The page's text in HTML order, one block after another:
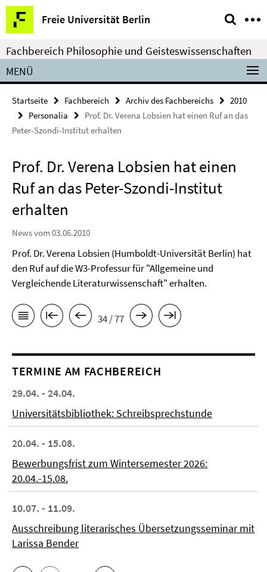
Springe
direkt
zu
Inhalt
Freie Universität Berlin
Service-
Navigation
Fachbereich Philosophie und Geisteswissenschaften
MENÜ
Startseite Fachbereich Archiv des Fachbereichs
2010
Personalia
Prof. Dr. Verena Lobsien hat einen Ruf an das
Peter-Szondi-Institut erhalten
Prof. Dr. Verena Lobsien hat einen
Ruf an das Peter-Szondi-Institut
erhalten
News vom 03.06.2010
Prof. Dr. Verena Lobsien (Humboldt-Universität Berlin) hat
den Ruf auf die W3-Professur für "Allgemeine und
Vergleichende Literaturwissenschaft" erhalten.
34 / 77
TERMINE AM FACHBEREICH
29.04. - 24.04.
Universitätsbibliothek: Schreibsprechstunde
20.04. - 15.08.
Bewerbungsfrist zum Wintersemester 2026:
20.04.-15.08.
10.07. - 11.09.
Ausschreibung literarisches Übersetzungsseminar mit
Larissa Bender